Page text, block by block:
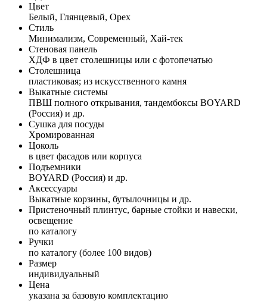
Цвет
Белый, Глянцевый, Орех
Стиль
Минимализм, Современный, Хай-тек
Стеновая панель
ХДФ в цвет столешницы или с фотопечатью
Столешница
пластиковая; из искусственного камня
Выкатные системы
ПВШ полного открывания, тандембоксы BOYARD
(Россия) и др.
Сушка для посуды
Хромированная
Цоколь
в цвет фасадов или корпуса
Подъемники
BOYARD (Россия) и др.
Аксессуары
Выкатные корзины, бутылочницы и др.
Пристеночный плинтус, барные стойки и навески,
освещение
по каталогу
Ручки
по каталогу (более 100 видов)
Размер
индивидуальный
Цена
указана за базовую комплектацию